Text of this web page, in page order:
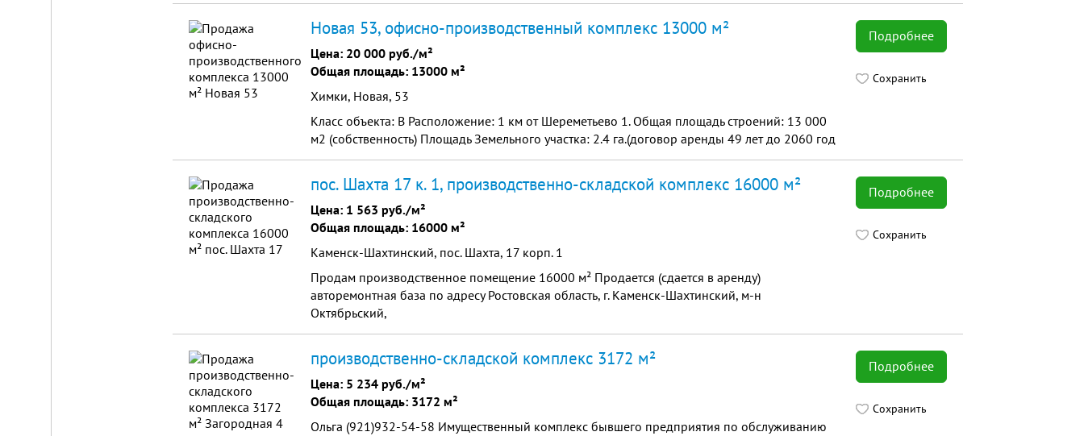
Подробнее
Сохранить
Новая 53, офисно-производственный комплекс 13000 м²
Цена: 20 000 руб./м²
Общая площадь: 13000 м²
Химки, Новая, 53
Класс объекта: B Расположение: 1 км от Шереметьево 1. Общая площадь строений: 13 000
м2 (собственность) Площадь Земельного участка: 2.4 га.(договор аренды 49 лет до 2060 год
Подробнее
Сохранить
пос. Шахта 17 к. 1, производственно-складской комплекс 16000 м²
Цена: 1 563 руб./м²
Общая площадь: 16000 м²
Каменск-Шахтинский, пос. Шахта, 17 корп. 1
Продам производственное помещение 16000 м² Продается (сдается в аренду)
авторемонтная база по адресу Ростовская область, г. Каменск-Шахтинский, м-н
Октябрьский,
Подробнее
Сохранить
производственно-складской комплекс 3172 м²
Цена: 5 234 руб./м²
Общая площадь: 3172 м²
Ольга (921)932-54-58 Имущественный комплекс бывшего предприятия по обслуживанию